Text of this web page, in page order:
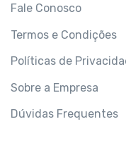
Fale Conosco
Termos e Condições
Políticas de
Sobre a Empresa
Dúvidas Frequentes